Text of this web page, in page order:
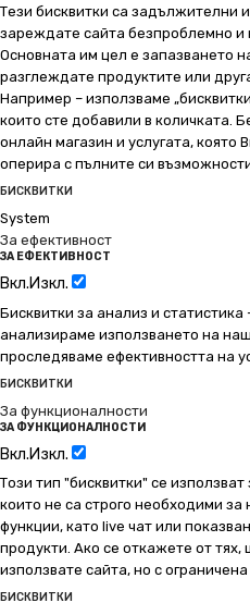
Тези бисквитки са задължителни
зареждате сайта безпроблемно и
Основната им цел е запазването
разглеждате продуктите или
Например – използваме
които сте добавили в количката.
онлайн магазин и услугата, която
оперира с пълните си
БИСКВИТКИ
System
За ефективност
ЗА ЕФЕКТИВНОСТ
Вкл.Изкл.
Бисквитки за анализ и статистика
анализираме използването на
проследяваме ефективността на
БИСКВИТКИ
За функционалности
ЗА ФУНКЦИОНАЛНОСТИ
Вкл.Изкл.
Този тип "бисквитки" се
които не са строго необходими
функции, като live чат или
продукти. Ако се откажете от
използвате сайта, но с
БИСКВИТКИ